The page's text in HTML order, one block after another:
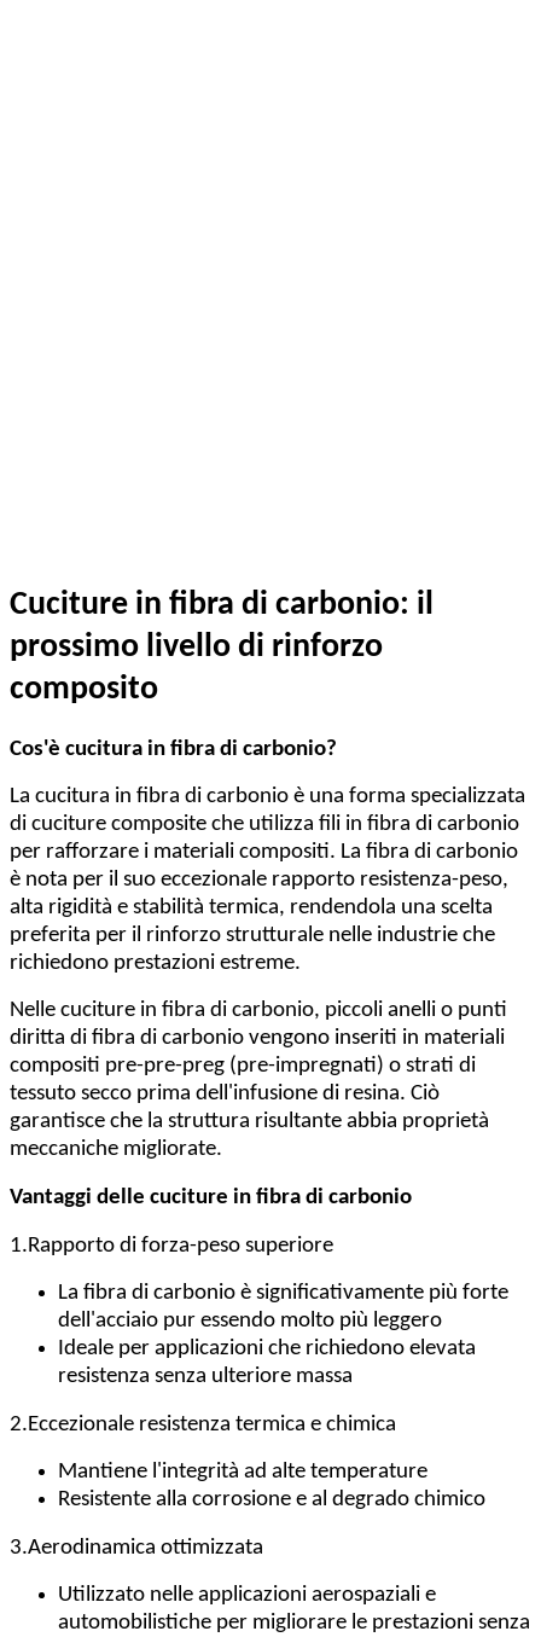
Cuciture in fibra di carbonio: il
prossimo livello di rinforzo
composito
Cos'è cucitura in fibra di carbonio?
La cucitura in fibra di carbonio è una forma specializzata
di cuciture composite che utilizza fili in fibra di carbonio
per rafforzare i materiali compositi. La fibra di carbonio
è nota per il suo eccezionale rapporto resistenza-peso,
alta rigidità e stabilità termica, rendendola una scelta
preferita per il rinforzo strutturale nelle industrie che
richiedono prestazioni estreme.
Nelle cuciture in fibra di carbonio, piccoli anelli o punti
diritta di fibra di carbonio vengono inseriti in materiali
compositi pre-pre-preg (pre-impregnati) o strati di
tessuto secco prima dell'infusione di resina. Ciò
garantisce che la struttura risultante abbia proprietà
meccaniche migliorate.
Vantaggi delle cuciture in fibra di carbonio
1.Rapporto di forza-peso superiore
La fibra di carbonio è significativamente più forte
dell'acciaio pur essendo molto più leggero
Ideale per applicazioni che richiedono elevata
resistenza senza ulteriore massa
2.Eccezionale resistenza termica e chimica
Mantiene l'integrità ad alte temperature
Resistente alla corrosione e al degrado chimico
3.Aerodinamica ottimizzata
Utilizzato nelle applicazioni aerospaziali e
automobilistiche per migliorare le prestazioni senza